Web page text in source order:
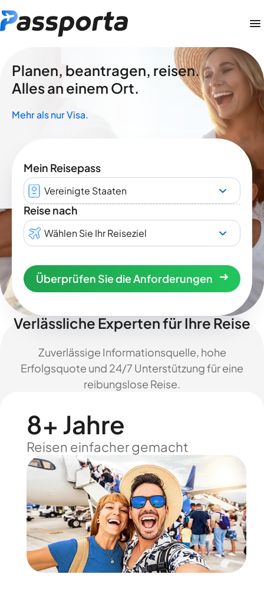
Planen, beantragen, reisen.
Alles an einem Ort.
Mehr als nur Visa.
Mein Reisepass
Vereinigte Staaten
Reise nach
Wählen Sie Ihr Reiseziel
Überprüfen Sie die Anforderungen
Verlässliche Experten für Ihre Reise
Zuverlässige Informationsquelle, hohe
Erfolgsquote und 24/7 Unterstützung für eine
reibungslose Reise.
8+ Jahre
Reisen einfacher gemacht